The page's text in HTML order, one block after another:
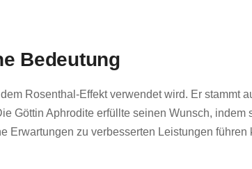
Bedeutung
Rosenthal-Effekt verwendet wird. Er
Göttin Aphrodite erfüllte seinen Wunsch,
Erwartungen zu verbesserten Leistungen führen